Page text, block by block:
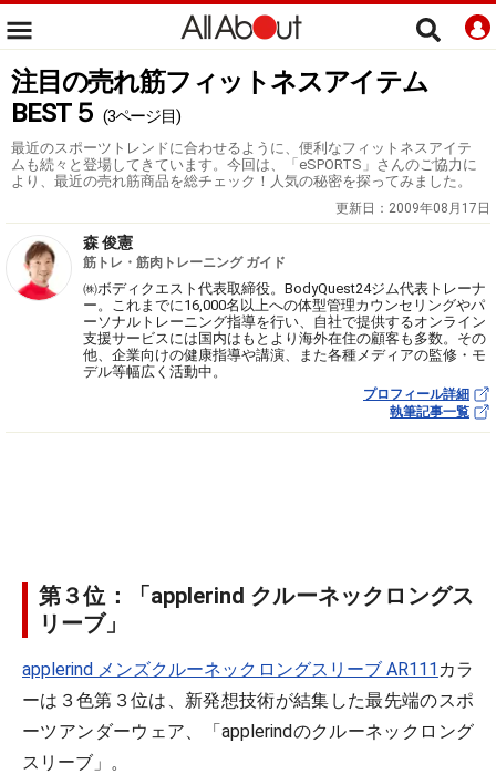
注目の売れ筋フィットネスアイテム
BEST５ (3ページ目)
最近のスポーツトレンドに合わせるように、便利なフィットネスアイテ
ムも続々と登場してきています。今回は、「eSPORTS」さんのご協力に
より、最近の売れ筋商品を総チェック！人気の秘密を探ってみました。
更新日： 2009年08月17日
森 俊憲
筋トレ・筋肉トレーニング ガイド
㈱ボディクエスト代表取締役。BodyQuest24ジム代表トレーナ
ー。これまでに16,000名以上への体型管理カウンセリングやパ
ーソナルトレーニング指導を行い、自社で提供するオンライン
支援サービスには国内はもとより海外在住の顧客も多数。その
他、企業向けの健康指導や講演、また各種メディアの監修・モ
デル等幅広く活動中。
プロフィール詳細
執筆記事一覧
第３位：「applerind クルーネックロングス
リーブ」
applerind メンズクルーネックロングスリーブ AR111 カラ
ーは３色第３位は、新発想技術が結集した最先端のスポ
ーツアンダーウェア、「applerindのクルーネックロング
スリーブ」。